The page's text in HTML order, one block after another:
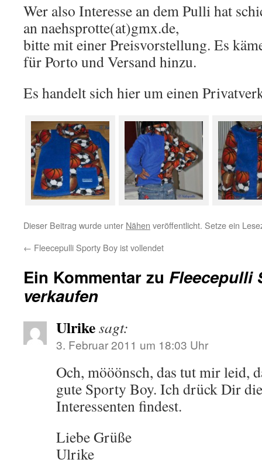
Wer also Interesse an dem Pulli hat
an naehsprotte(at)gmx.de,
bitte mit einer Preisvorstellung. Es
für Porto und Versand hinzu.
Es handelt sich hier um einen
Dieser Beitrag wurde unter Nähen veröffentlicht. Setze ein
← Fleecepulli Sporty Boy ist vollendet
Ein Kommentar zu Fleecepulli
verkaufen
Ulrikesagt:
3. Februar 2011 um 18:03 Uhr
Och, mööönsch, das tut mir leid,
gute Sporty Boy. Ich drück Dir
Interessenten findest.
Liebe Grüße
Ulrike